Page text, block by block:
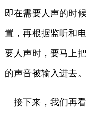
即在需要人声的时
置，再根据监听和
要人声时，要马上
的声音被输入进去
接下来，我们再